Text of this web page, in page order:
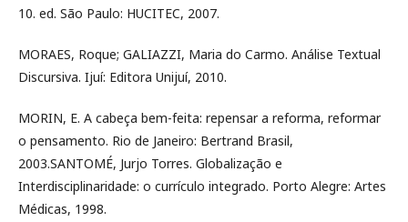
10. ed. São Paulo: HUCITEC, 2007.
MORAES, Roque; GALIAZZI, Maria do Carmo. Análise Textual
Discursiva. Ijuí: Editora Unijuí, 2010.
MORIN, E. A cabeça bem-feita: repensar a reforma, reformar
o pensamento. Rio de Janeiro: Bertrand Brasil,
2003.SANTOMÉ, Jurjo Torres. Globalização e
Interdisciplinaridade: o currículo integrado. Porto Alegre: Artes
Médicas, 1998.